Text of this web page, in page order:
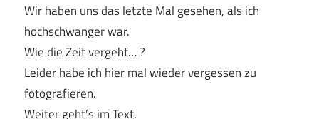
Wir haben uns das letzte Mal gesehen, als ich
hochschwanger war.
Wie die Zeit vergeht… ?
Leider habe ich hier mal wieder vergessen zu
fotografieren.
Weiter geht’s im Text.